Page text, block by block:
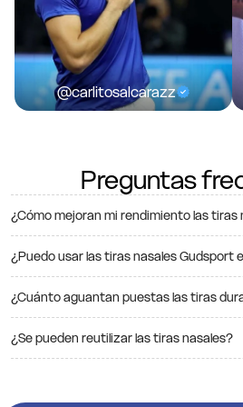
@carlitosalcarazz
Preguntas
¿Cómo mejoran mi rendimiento las tiras
¿Puedo usar las tiras nasales Gudsport
¿Cuánto aguantan puestas las tiras
¿Se pueden reutilizar las tiras nasales?